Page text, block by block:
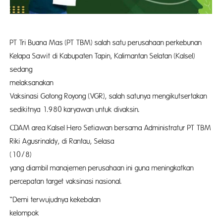
PT Tri Buana Mas (PT TBM) salah satu perusahaan perkebunan
Kelapa Sawit di Kabupaten Tapin, Kalimantan Selatan (Kalsel)
sedang
melaksanakan
Vaksinasi Gotong Royong (VGR), salah satunya mengikutsertakan
sedikitnya 1.980 karyawan untuk divaksin.
CDAM area Kalsel Hero Setiawan bersama Administratur PT TBM
Riki Agusrinaldy, di Rantau, Selasa
(10/8)
yang diambil manajemen perusahaan ini guna meningkatkan
percepatan target vaksinasi nasional.
“Demi terwujudnya kekebalan